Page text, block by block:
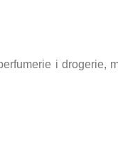
i drogerie,